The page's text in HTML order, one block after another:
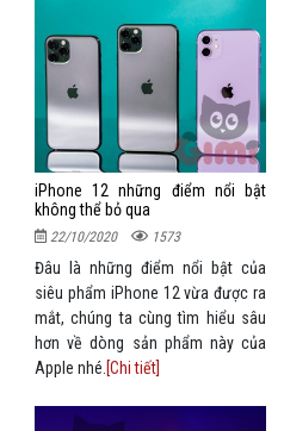
iPhone 12 những điểm nổi bật
không thể bỏ qua
22/10/2020 1573
Đâu là những điểm nổi bật của
siêu phẩm iPhone 12 vừa được ra
mắt, chúng ta cùng tìm hiểu sâu
hơn về dòng sản phẩm này của
Apple nhé. [Chi tiết]